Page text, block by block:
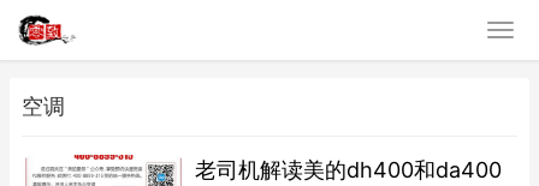
空调
老司机解读美的dh400和da400